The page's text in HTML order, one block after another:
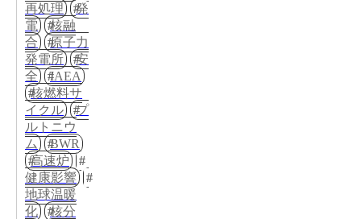
再処理
発
電
核融
合
原子力
発電所
安
全
IAEA
核燃料サ
イクル
プ
ルトニウ
ム
BWR
高速炉
健康影響
地球温暖
化
核分